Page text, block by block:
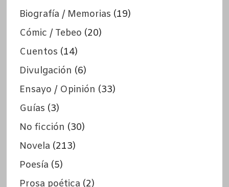
Biografía / Memorias (19)
Cómic / Tebeo (20)
Cuentos (14)
Divulgación (6)
Ensayo / Opinión (33)
Guías (3)
No ficción (30)
Novela (213)
Poesía (5)
Prosa poética (2)